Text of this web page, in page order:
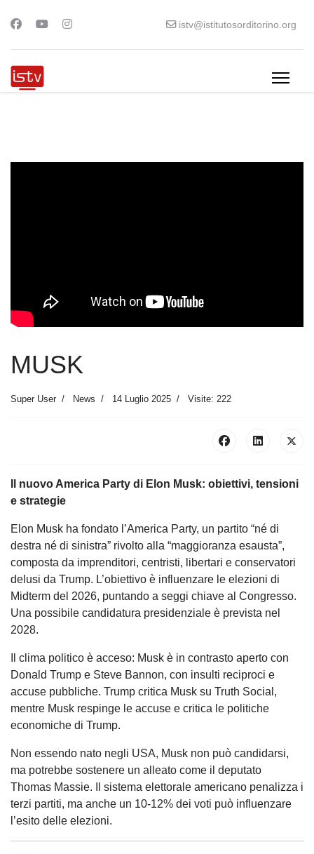
istv@istitutosorditorino.org
MUSK
Super User News 14 Luglio 2025 Visite: 222
Il nuovo America Party di Elon Musk: obiettivi, tensioni
e strategie
Elon Musk ha fondato l’America Party, un partito “né di
destra né di sinistra” rivolto alla “maggioranza esausta”,
composta da imprenditori, centristi, libertari e conservatori
delusi da Trump. L’obiettivo è influenzare le elezioni di
Midterm del 2026, puntando a seggi chiave al Congresso.
Una possibile candidatura presidenziale è prevista nel
2028.
Il clima politico è acceso: Musk è in contrasto aperto con
Donald Trump e Steve Bannon, con insulti reciproci e
accuse pubbliche. Trump critica Musk su Truth Social,
mentre Musk respinge le accuse e critica le politiche
economiche di Trump.
Non essendo nato negli USA, Musk non può candidarsi,
ma potrebbe sostenere un alleato come il deputato
Thomas Massie. Il sistema elettorale americano penalizza i
terzi partiti, ma anche un 10-12% dei voti può influenzare
l’esito delle elezioni.